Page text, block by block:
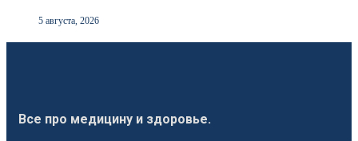
5 августа, 2026
Все про медицину и здоровье.